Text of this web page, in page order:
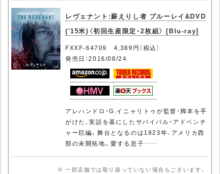
レヴェナント:蘇えりし者 ブルーレイ&DVD
('15米)〈初回生産限定・2枚組〉 [Blu-ray]
FXXF-64709 4,389円（税込）
発売日：2016/08/24
アレハンドロ・G.イニャリトゥが監督・脚本を手
がけた、実話を基にしたサバイバル・アドベンチ
ャー巨編。舞台となるのは1823年、アメリカ西
部の未開拓地。愛する息子……
※ 一部店舗では取り扱っていない場合もございます。